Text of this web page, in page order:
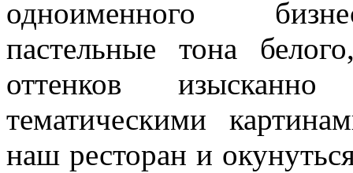
одноименного
пастельные тона
оттенков
тематическими
наш ресторан и